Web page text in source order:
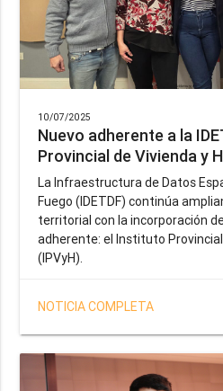
10/07/2025
Nuevo adherente a la
Provincial de Vivienda y
La Infraestructura de Datos
Fuego (IDETDF) continúa
territorial con la incorporación
adherente: el Instituto
(IPVyH).
NOTICIA COMPLETA